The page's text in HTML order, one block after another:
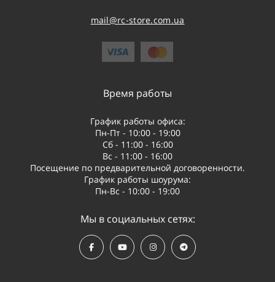
mail@rc-store.com.ua
Время работы
График работы офиса:
Пн-Пт - 10:00 - 19:00
Сб - 11:00 - 16:00
Вс - 11:00 - 16:00
Посещение по предварительной договоренности.
График работы шоурума:
Пн-Вс - 10:00 - 19:00
Мы в социальных сетях: